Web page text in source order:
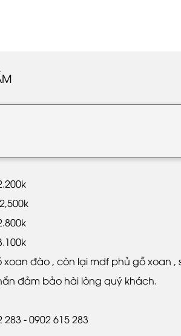
xoan đào , còn lại mdf phủ gỗ xoan
đảm bảo hài lòng quý khách.
- 0902 615 283